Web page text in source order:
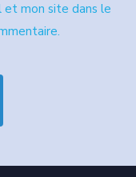
et mon site dans le